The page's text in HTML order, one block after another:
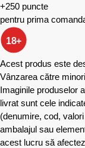
+250 puncte
pentru prima
18+
Acest produs este
Vânzarea către
Imaginile produselor
livrat sunt cele
(denumire, cod,
ambalajul sau
acest lucru să